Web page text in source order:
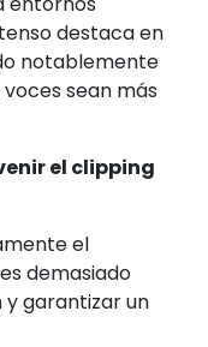
destaca en
notablemente
sean más
el clipping
el
demasiado
garantizar un